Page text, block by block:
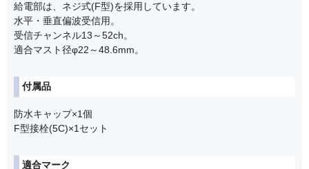
給電部は、ネジ式(F型)を採用しています。
水平・垂直偏波受信用。
受信チャンネル13～52ch。
適合マスト径φ22～48.6mm。
付属品
防水キャップ×1個
F型接栓(5C)×1セット
適合マーク